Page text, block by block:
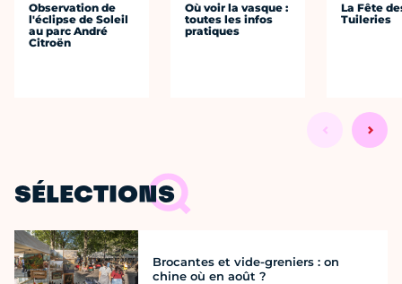
Observation de
l'éclipse de Soleil
au parc André
Citroën
Où voir la vasque :
toutes les infos
pratiques
La Fête
Tuileries
SÉLECTIONS
Brocantes et vide-greniers : on
chine où en août ?